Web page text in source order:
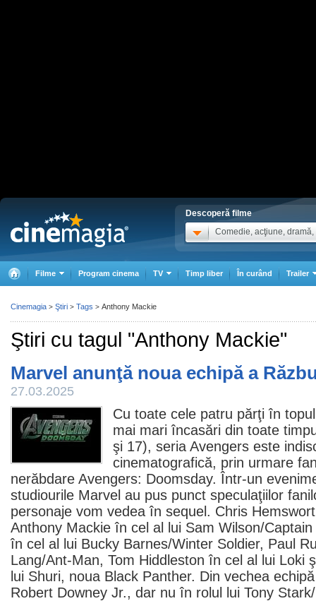
Descoperă filme
Comedie, acţiune, dramă,
Filme Program cinema TV Timp liber În curând Trailer
Ştiri cu tagul "Anthony Mackie"
Marvel anunţă noua echipă a
27.03.2025
Cu toate cele patru părţi în
mai mari încasări din toate
şi 17), seria Avengers este
cinematografică, prin urmare
nerăbdare Avengers: Doomsday. Într-un
studiourile Marvel au pus punct speculaţiilor
personaje vom vedea în sequel. Chris
Anthony Mackie în cel al lui Sam Wilson/
în cel al lui Bucky Barnes/Winter Soldier, Paul
Lang/Ant-Man, Tom Hiddleston în cel al lui Loki
lui Shuri, noua Black Panther. Din vechea
Robert Downey Jr., dar nu în rolul lui Tony
Cinemagia > Ştiri > Tags > Anthony Mackie